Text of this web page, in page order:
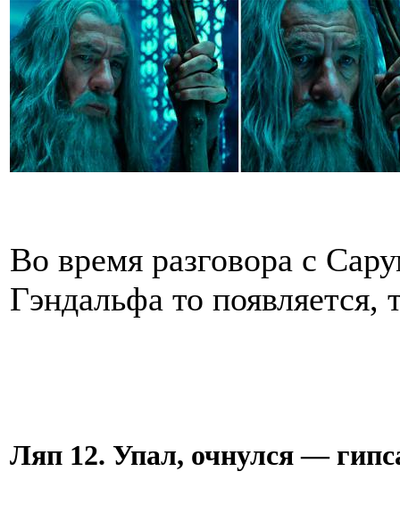
Во время разговора с
Гэндальфа то появляется,
Ляп 12. Упал, очнулся —